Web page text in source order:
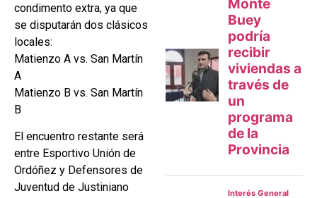
condimento extra, ya que
se disputarán dos clásicos
locales:
Matienzo A vs. San Martín
A
Matienzo B vs. San Martín
B
El encuentro restante será
entre Esportivo Unión de
Ordóñez y Defensores de
Juventud de Justiniano